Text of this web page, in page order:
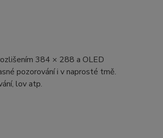
384 × 288 a OLED
pozorování i v naprosté tmě.
lov atp.